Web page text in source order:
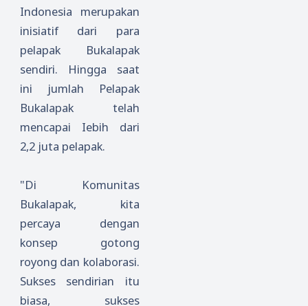
Indonesia merupakan
inisiatif dari para
pelapak Bukalapak
sendiri. Hingga saat
ini jumlah Pelapak
Bukalapak telah
mencapai Iebih dari
2,2 juta pelapak.
"Di Komunitas
Bukalapak, kita
percaya dengan
konsep gotong
royong dan kolaborasi.
Sukses sendirian itu
biasa, sukses